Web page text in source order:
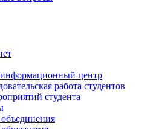
центр
работа студентов
студента